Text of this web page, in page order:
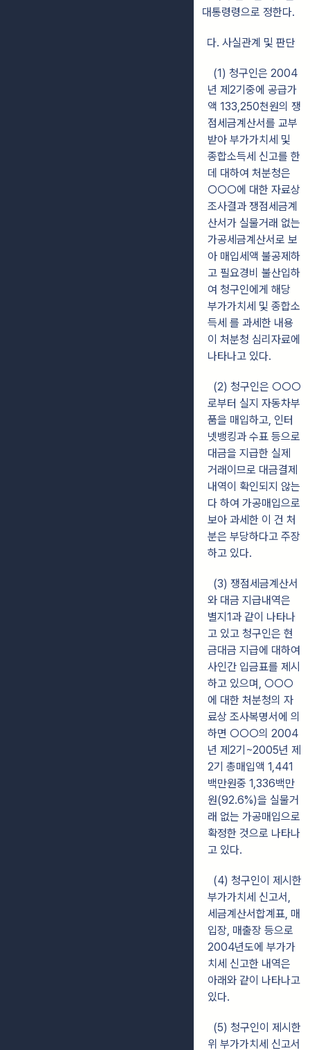
대통령령으로 정한다.
다. 사실관계 및 판단
(1) 청구인은 2004
년 제2기중에 공급가
액 133,250천원의 쟁
점세금계산서를 교부
받아 부가가치세 및
종합소득세 신고를 한
데 대하여 처분청은
○○○에 대한 자료상
조사결과 쟁점세금계
산서가 실물거래 없는
가공세금계산서로 보
아 매입세액 불공제하
고 필요경비 불산입하
여 청구인에게 해당
부가가치세 및 종합소
득세 를 과세한 내용
이 처분청 심리자료에
나타나고 있다.
(2) 청구인은 ○○○
로부터 실지 자동차부
품을 매입하고, 인터
넷뱅킹과 수표 등으로
대금을 지급한 실제
거래이므로 대금결제
내역이 확인되지 않는
다 하여 가공매입으로
보아 과세한 이 건 처
분은 부당하다고 주장
하고 있다.
(3) 쟁점세금계산서
와 대금 지급내역은
별지1과 같이 나타나
고 있고 청구인은 현
금대금 지급에 대하여
사인간 입금표를 제시
하고 있으며, ○○○
에 대한 처분청의 자
료상 조사복명서에 의
하면 ○○○의 2004
년 제2기~2005년 제
2기 총매입액 1,441
백만원중 1,336백만
원(92.6%)을 실물거
래 없는 가공매입으로
확정한 것으로 나타나
고 있다.
(4) 청구인이 제시한
부가가치세 신고서,
세금계산서합계표, 매
입장, 매출장 등으로
2004년도에 부가가
치세 신고한 내역은
아래와 같이 나타나고
있다.
(5) 청구인이 제시한
위 부가가치세 신고서